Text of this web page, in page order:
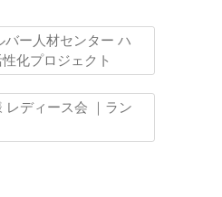
バー人材センター ハ
化プロジェクト
レディース会 ｜ラン